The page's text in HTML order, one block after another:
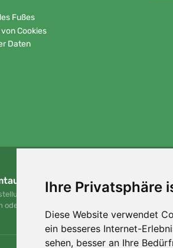
Ihre Privatsphäre
Diese Website verwendet
ein besseres Internet-
sehen, besser an Ihre
Fußes
Cookies
Daten
und Rückgabe
jederzeit innerhalb von 90
oder umtauschen.